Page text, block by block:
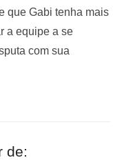
que Gabi tenha mais
a equipe a se
com sua
de: